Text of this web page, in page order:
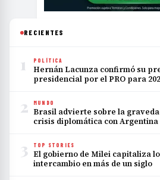
RECIENTES
1 POLÍTICA
Hernán Lacunza confirmó su
presidencial por el PRO para
2 MUNDO
Brasil advierte sobre la
crisis diplomática con Argentina
3 TOP STORIES
El gobierno de Milei capitaliza
intercambio en más de un siglo